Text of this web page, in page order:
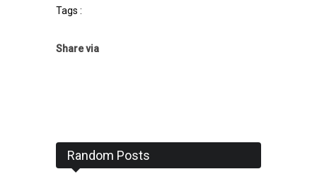
Tags :
Share via
Random Posts